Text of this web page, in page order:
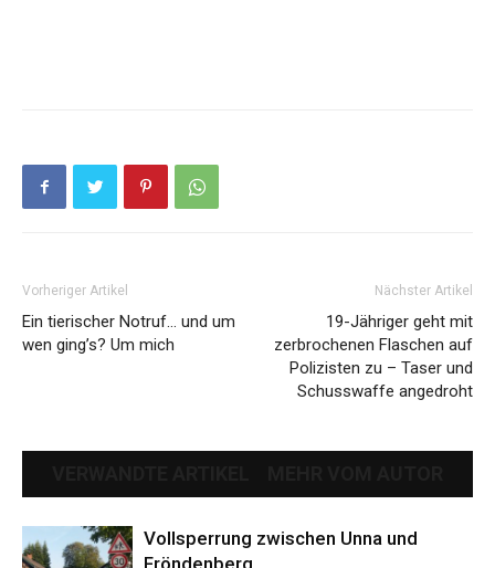
Vorheriger Artikel
Ein tierischer Notruf… und um
wen ging’s? Um mich
Nächster Artikel
19-Jähriger geht mit
zerbrochenen Flaschen auf
Polizisten zu – Taser und
Schusswaffe angedroht
Vollsperrung zwischen Unna und